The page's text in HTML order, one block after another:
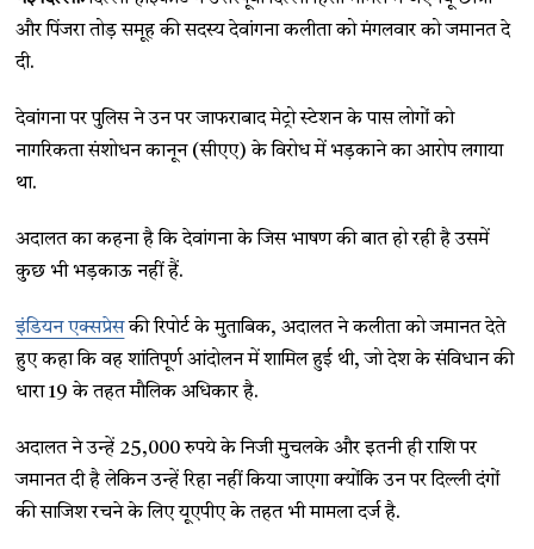
और पिंजरा तोड़ समूह की सदस्य देवांगना कलीता को मंगलवार को जमानत दे
दी.
देवांगना पर पुलिस ने उन पर जाफराबाद मेट्रो स्टेशन के पास लोगों को
नागरिकता संशोधन कानून (सीएए) के विरोध में भड़काने का आरोप लगाया
था.
अदालत का कहना है कि देवांगना के जिस भाषण की बात हो रही है उसमें
कुछ भी भड़काऊ नहीं हैं.
इंडियन एक्सप्रेसकी रिपोर्ट के मुताबिक, अदालत ने कलीता को जमानत देते
हुए कहा कि वह शांतिपूर्ण आंदोलन में शामिल हुई थी, जो देश के संविधान की
धारा 19 के तहत मौलिक अधिकार है.
अदालत ने उन्हें 25,000 रुपये के निजी मुचलके और इतनी ही राशि पर
जमानत दी है लेकिन उन्हें रिहा नहीं किया जाएगा क्योंकि उन पर दिल्ली दंगों
की साजिश रचने के लिए यूएपीए के तहत भी मामला दर्ज है.